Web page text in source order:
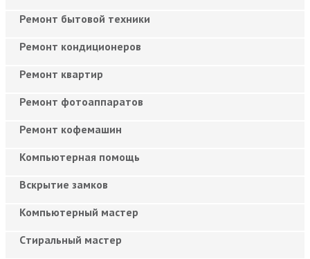
Ремонт бытовой техники
Ремонт кондиционеров
Ремонт квартир
Ремонт фотоаппаратов
Ремонт кофемашин
Компьютерная помощь
Вскрытие замков
Компьютерный мастер
Cтиральный мастер